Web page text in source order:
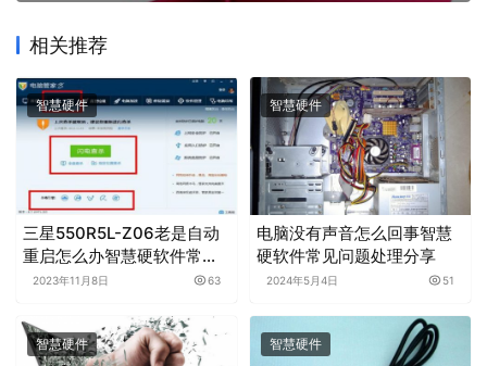
相关推荐
智慧硬件
三星550R5L-Z06老是自动
重启怎么办智慧硬软件常见
问题处理分享
2023年11月8日 63
智慧硬件
电脑没有声音怎么回事智慧
硬软件常见问题处理分享
2024年5月4日 51
智慧硬件 智慧硬件